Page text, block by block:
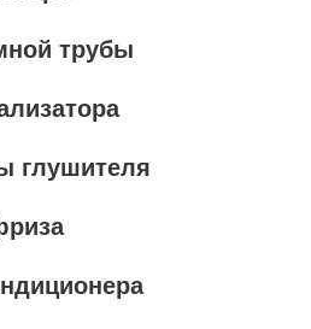
трубы
глушителя